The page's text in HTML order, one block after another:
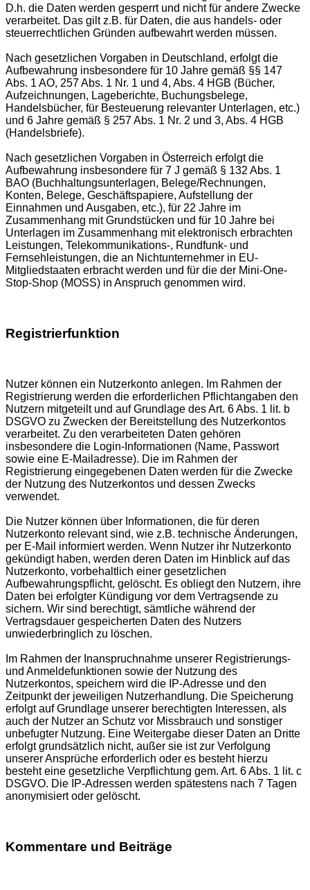
D.h. die Daten werden gesperrt und nicht für andere Zwecke
verarbeitet. Das gilt z.B. für Daten, die aus handels- oder
steuerrechtlichen Gründen aufbewahrt werden müssen.
Nach gesetzlichen Vorgaben in Deutschland, erfolgt die
Aufbewahrung insbesondere für 10 Jahre gemäß §§ 147
Abs. 1 AO, 257 Abs. 1 Nr. 1 und 4, Abs. 4 HGB (Bücher,
Aufzeichnungen, Lageberichte, Buchungsbelege,
Handelsbücher, für Besteuerung relevanter Unterlagen, etc.)
und 6 Jahre gemäß § 257 Abs. 1 Nr. 2 und 3, Abs. 4 HGB
(Handelsbriefe).
Nach gesetzlichen Vorgaben in Österreich erfolgt die
Aufbewahrung insbesondere für 7 J gemäß § 132 Abs. 1
BAO (Buchhaltungsunterlagen, Belege/Rechnungen,
Konten, Belege, Geschäftspapiere, Aufstellung der
Einnahmen und Ausgaben, etc.), für 22 Jahre im
Zusammenhang mit Grundstücken und für 10 Jahre bei
Unterlagen im Zusammenhang mit elektronisch erbrachten
Leistungen, Telekommunikations-, Rundfunk- und
Fernsehleistungen, die an Nichtunternehmer in EU-
Mitgliedstaaten erbracht werden und für die der Mini-One-
Stop-Shop (MOSS) in Anspruch genommen wird.
Registrierfunktion
Nutzer können ein Nutzerkonto anlegen. Im Rahmen der
Registrierung werden die erforderlichen Pflichtangaben den
Nutzern mitgeteilt und auf Grundlage des Art. 6 Abs. 1 lit. b
DSGVO zu Zwecken der Bereitstellung des Nutzerkontos
verarbeitet. Zu den verarbeiteten Daten gehören
insbesondere die Login-Informationen (Name, Passwort
sowie eine E-Mailadresse). Die im Rahmen der
Registrierung eingegebenen Daten werden für die Zwecke
der Nutzung des Nutzerkontos und dessen Zwecks
verwendet.
Die Nutzer können über Informationen, die für deren
Nutzerkonto relevant sind, wie z.B. technische Änderungen,
per E-Mail informiert werden. Wenn Nutzer ihr Nutzerkonto
gekündigt haben, werden deren Daten im Hinblick auf das
Nutzerkonto, vorbehaltlich einer gesetzlichen
Aufbewahrungspflicht, gelöscht. Es obliegt den Nutzern, ihre
Daten bei erfolgter Kündigung vor dem Vertragsende zu
sichern. Wir sind berechtigt, sämtliche während der
Vertragsdauer gespeicherten Daten des Nutzers
unwiederbringlich zu löschen.
Im Rahmen der Inanspruchnahme unserer Registrierungs-
und Anmeldefunktionen sowie der Nutzung des
Nutzerkontos, speichern wird die IP-Adresse und den
Zeitpunkt der jeweiligen Nutzerhandlung. Die Speicherung
erfolgt auf Grundlage unserer berechtigten Interessen, als
auch der Nutzer an Schutz vor Missbrauch und sonstiger
unbefugter Nutzung. Eine Weitergabe dieser Daten an Dritte
erfolgt grundsätzlich nicht, außer sie ist zur Verfolgung
unserer Ansprüche erforderlich oder es besteht hierzu
besteht eine gesetzliche Verpflichtung gem. Art. 6 Abs. 1 lit. c
DSGVO. Die IP-Adressen werden spätestens nach 7 Tagen
anonymisiert oder gelöscht.
Kommentare und Beiträge